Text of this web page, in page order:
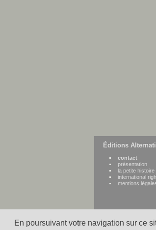
En poursuivant votre navigation sur ce
Éditions
contact
présentation
la petite histoire
international
mentions